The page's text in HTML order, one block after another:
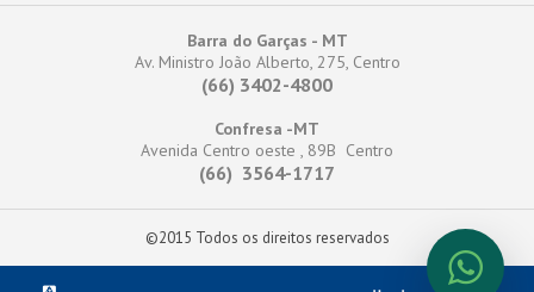
Barra do Garças - MT
Av. Ministro João Alberto, 275, Centro
(66) 3402-4800
Confresa -MT
Avenida Centro oeste , 89B Centro
(66) 3564-1717
©2015 Todos os direitos reservados